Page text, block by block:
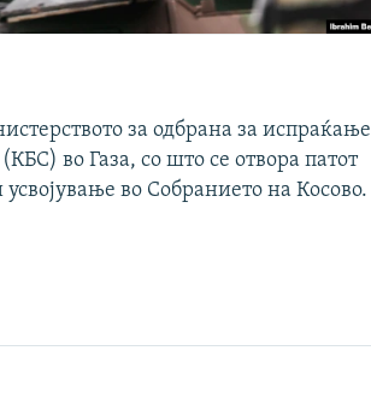
за одбрана за испраќање
во Газа, со што се отвора патот
во Собранието на Косово.